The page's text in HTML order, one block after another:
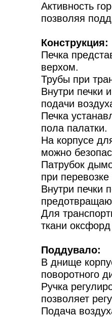
Активность
позволяя
Конструкция:
Печка
верхом.
Трубы при
Внутри печки
подачи
Печка
пола палатки.
На корпусе
можно
Патрубок
при
Внутри печки
Для
ткани
Поддувало:
В днище
поворотного
Ручка
позволяет
Подача